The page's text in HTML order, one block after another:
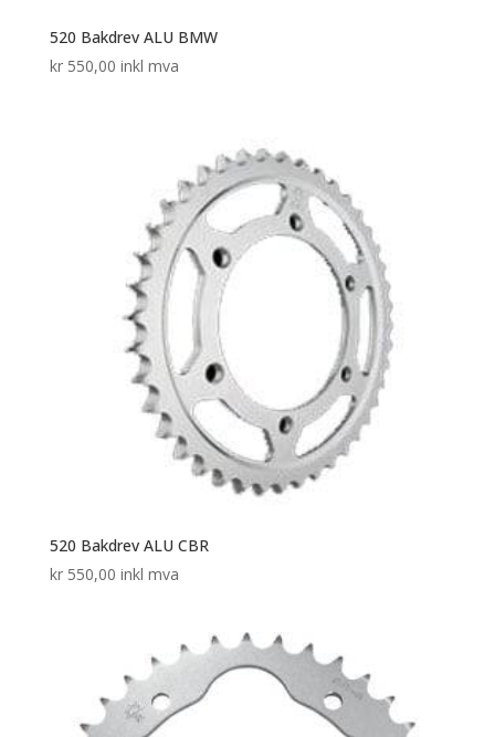
520 Bakdrev ALU BMW
kr550,00 inkl mva
520 Bakdrev ALU CBR
kr550,00 inkl mva